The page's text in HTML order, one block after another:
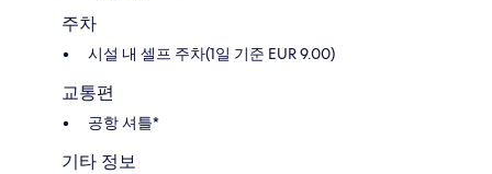
주차
시설 내 셀프 주차(1일 기준 EUR 9.00)
교통편
공항 셔틀*
기타 정보